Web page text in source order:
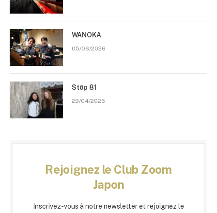
WANOKA
05/06/2026
Stōp 81
29/04/2026
Rejoignez le Club Zoom
Japon
Inscrivez-vous à notre newsletter et rejoignez le